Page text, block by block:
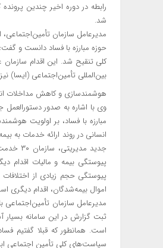
رابطه در دوره اخیر چندین
شد.
مدیرعامل سازمان
کلی تنقیح شد. این اقدام سازمان
بین‌المللی تأمین‌اجتماعی (ایسا)
هوشمندسازی و کاهش مداخلات
وی با اشاره به صدور
مبارزه با فساد، بر اولویت
انسانی در روند ارائه خدمات به
پیوستگی بیمه و مالیات اقدام
پیوستگی حجم زیادی از
اموال بیمه‌شدگان، اقدام دیگری
مدیرعامل سازمان
ثبت گزارش در این سامانه
است. همانطور که قبلا گفتیم
سیاست‌های کلی تأمین اجتماعی